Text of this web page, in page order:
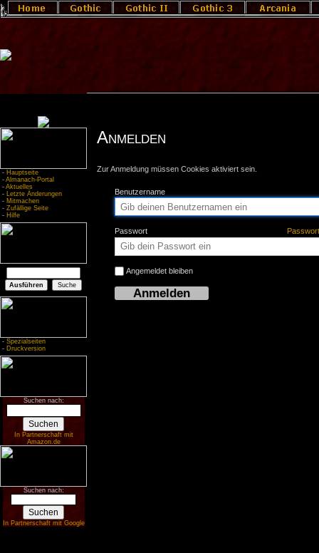
- Hauptseite
- Almanach-Portal
- Aktuelles
- Letzte Änderungen
- Mitmachen
- Zufällige Seite
- Hilfe
- Spezialseiten
- Druckversion
Suchen nach:
In Partnerschaft mit
Amazon.de
Suchen nach:
In Partnerschaft mit Google
Anmelden
Zur Anmeldung müssen Cookies aktiviert sein.
Benutzername
Passwort
Angemeldet bleiben